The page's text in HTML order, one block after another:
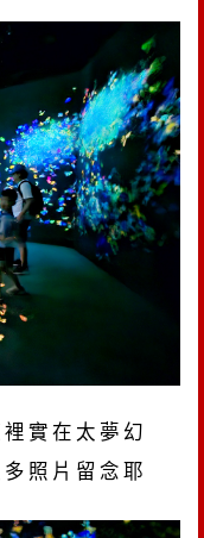
實在太夢幻
照片留念耶